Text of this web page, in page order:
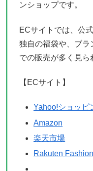
ンショップです。
ECサイトでは、公
独自の福袋や、ブラ
での販売が多く見ら
【ECサイト】
Yahoo!ショッピ
Amazon
楽天市場
Rakuten Fashion